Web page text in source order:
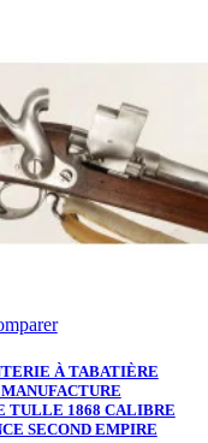
À TABATIÈRE
TULLE 1868 CALIBRE
SECOND EMPIRE